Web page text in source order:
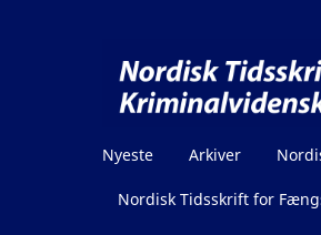
Nyeste Arkiver
Nordisk Tidsskrift for